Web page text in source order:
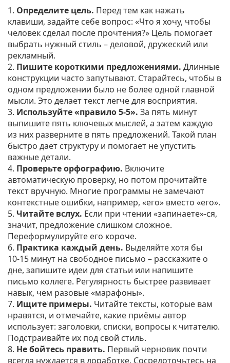
1. Определите цель. Перед тем как нажать
клавиши, задайте себе вопрос: «Что я хочу, чтобы
человек сделал после прочтения?» Цель помогает
выбрать нужный стиль – деловой, дружеский или
рекламный.
2. Пишите короткими предложениями. Длинные
конструкции часто запутывают. Старайтесь, чтобы в
одном предложении было не более одной главной
мысли. Это делает текст легче для восприятия.
3. Используйте «правило 5‑5». За пять минут
выпишите пять ключевых мыслей, а затем каждую
из них разверните в пять предложений. Такой план
быстро дает структуру и помогает не упустить
важные детали.
4. Проверьте орфографию. Включите
автоматическую проверку, но потом прочитайте
текст вручную. Многие программы не замечают
контекстные ошибки, например, «его» вместо «его».
5. Читайте вслух. Если при чтении «запинаете»‑ся,
значит, предложение слишком сложное.
Переформулируйте его короче.
6. Практика каждый день. Выделяйте хотя бы
10‑15 минут на свободное письмо – расскажите о
дне, запишите идеи для статьи или напишите
письмо коллеге. Регулярность быстрее развивает
навык, чем разовые «марафоны».
7. Ищите примеры. Читайте тексты, которые вам
нравятся, и отмечайте, какие приёмы автор
использует: заголовки, списки, вопросы к читателю.
Подстраивайте их под свой стиль.
8. Не бойтесь править. Первый черновик почти
всегда нуждается в доработке. Сосредоточьтесь на